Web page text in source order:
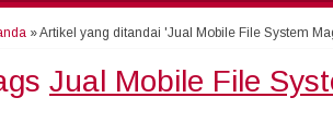
»Artikel yang ditandai 'Jual Mobile File System
Jual Mobile File